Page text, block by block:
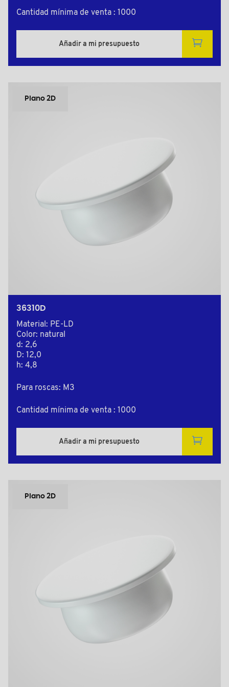
Cantidad mínima de venta : 1000
Añadir a mi presupuesto
Plano 2D
36310D
Material: PE-LD
Color: natural
d: 2,6
D: 12,0
h: 4,8
Para roscas: M3
Cantidad mínima de venta : 1000
Añadir a mi presupuesto
Plano 2D